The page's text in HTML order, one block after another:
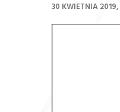
30 KWIETNIA 2019